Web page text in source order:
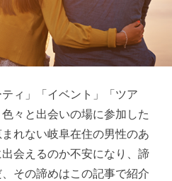
ィ」「イベント」「ツア
々と出会いの場に参加した
れない岐阜在住の男性のあ
会えるのか不安になり、諦
その諦めはこの記事で紹介